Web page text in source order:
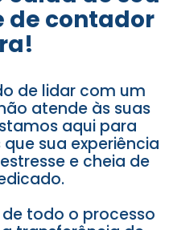
de contador
de lidar com um
atende às suas
aqui para
sua experiência
e cheia de
todo o processo